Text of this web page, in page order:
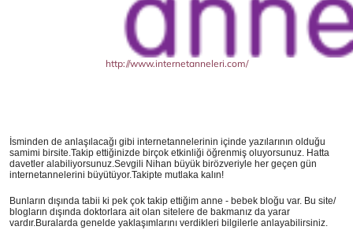
http://www.internetanneleri.com/
İsminden de anlaşılacağı gibi internetannelerinin içinde yazılarının olduğu
samimi birsite.Takip ettiğinizde birçok etkinliği öğrenmiş oluyorsunuz. Hatta
davetler alabiliyorsunuz.Sevgili Nihan büyük birözveriyle her geçen gün
internetannelerini büyütüyor.Takipte mutlaka kalın!
Bunların dışında tabii ki pek çok takip ettiğim anne - bebek bloğu var. Bu site/
blogların dışında doktorlara ait olan sitelere de bakmanız da yarar
vardır.Buralarda genelde yaklaşımlarını verdikleri bilgilerle anlayabilirsiniz.